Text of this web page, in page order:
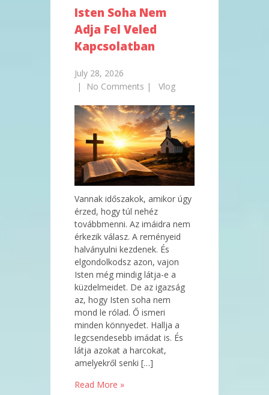
Isten Soha Nem
Adja Fel Veled
Kapcsolatban
July 28, 2026
|
No Comments | Vlog
Vannak időszakok, amikor úgy
érzed, hogy túl nehéz
továbbmenni. Az imáidra nem
érkezik válasz. A reményeid
halványulni kezdenek. És
elgondolkodsz azon, vajon
Isten még mindig látja-e a
küzdelmeidet. De az igazság
az, hogy Isten soha nem
mond le rólad. Ő ismeri
minden könnyedet. Hallja a
legcsendesebb imádat is. És
látja azokat a harcokat,
amelyekről senki […]
Read More »